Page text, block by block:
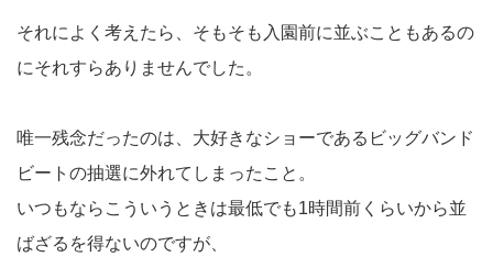
それによく考えたら、そもそも入園前に並ぶこともあるの
にそれすらありませんでした。
唯一残念だったのは、大好きなショーであるビッグバンド
ビートの抽選に外れてしまったこと。
いつもならこういうときは最低でも1時間前くらいから並
ばざるを得ないのですが、